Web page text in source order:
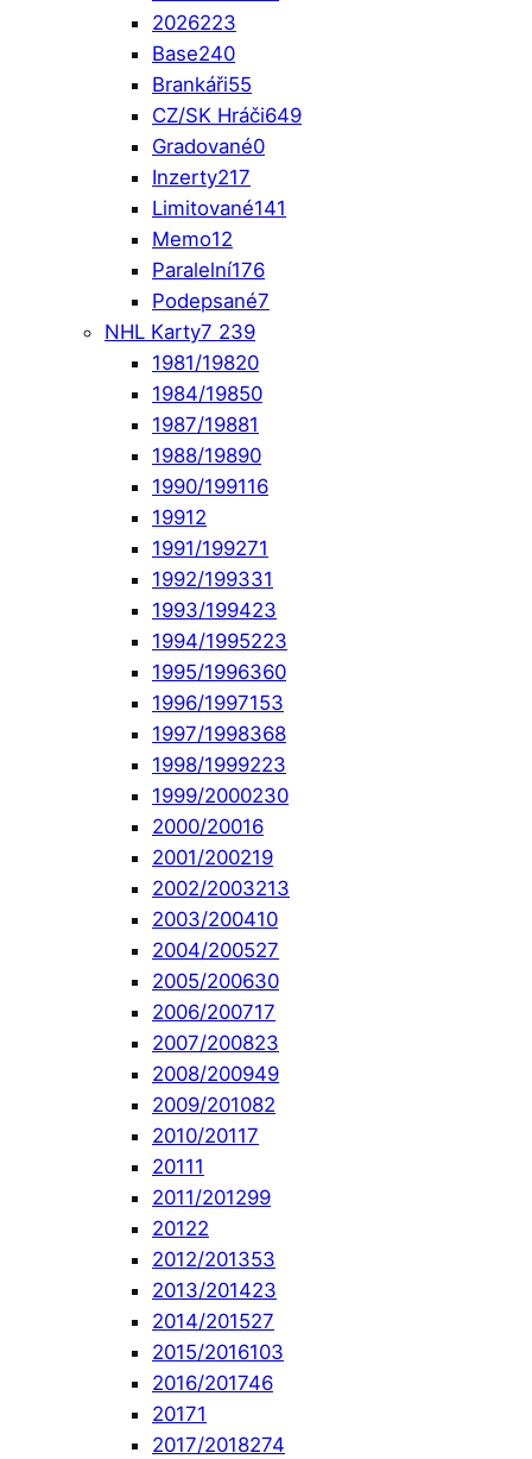
2026223
Base240
Brankáři55
CZ/SK Hráči649
Gradované0
Inzerty217
Limitované141
Memo12
Paralelní176
Podepsané7
NHL Karty7 239
1981/19820
1984/19850
1987/19881
1988/19890
1990/199116
19912
1991/199271
1992/199331
1993/199423
1994/1995223
1995/1996360
1996/1997153
1997/1998368
1998/1999223
1999/2000230
2000/20016
2001/200219
2002/2003213
2003/200410
2004/200527
2005/200630
2006/200717
2007/200823
2008/200949
2009/201082
2010/20117
20111
2011/201299
20122
2012/201353
2013/201423
2014/201527
2015/2016103
2016/201746
20171
2017/2018274